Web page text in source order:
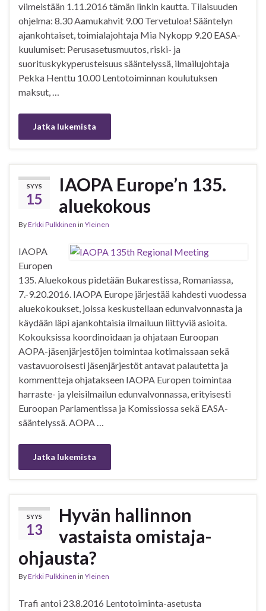
viimeistään 1.11.2016 tämän linkin kautta. Tilaisuuden
ohjelma: 8.30 Aamukahvit 9.00 Tervetuloa! Sääntelyn
ajankohtaiset, toimialajohtaja Mia Nykopp 9.20 EASA-
kuulumiset: Perusasetusmuutos, riski- ja
suorituskykyperusteisuus sääntelyssä, ilmailujohtaja
Pekka Henttu 10.00 Lentotoiminnan koulutuksen
maksut, …
Jatka lukemista
SYYS
15
IAOPA Europe’n 135.
aluekokous
ByErkki Pulkkinen in Yleinen
IAOPA
Europen
135. Aluekokous pidetään Bukarestissa, Romaniassa,
7.-9.20.2016. IAOPA Europe järjestää kahdesti vuodessa
aluekokoukset, joissa keskustellaan edunvalvonnasta ja
käydään läpi ajankohtaisia ilmailuun liittyviä asioita.
Kokouksissa koordinoidaan ja ohjataan Euroopan
AOPA-jäsenjärjestöjen toimintaa kotimaissaan sekä
vastavuoroisesti jäsenjärjestöt antavat palautetta ja
kommentteja ohjatakseen IAOPA Europen toimintaa
harraste- ja yleisilmailun edunvalvonnassa, erityisesti
Euroopan Parlamentissa ja Komissiossa sekä EASA-
sääntelyssä. AOPA …
Jatka lukemista
SYYS
13
Hyvän hallinnon
vastaista omistaja-
ohjausta?
ByErkki Pulkkinen in Yleinen
Trafi antoi 23.8.2016 Lentotoiminta-asetusta